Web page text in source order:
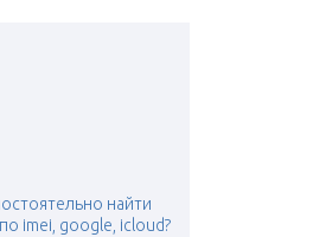
найти
imei, google, icloud?